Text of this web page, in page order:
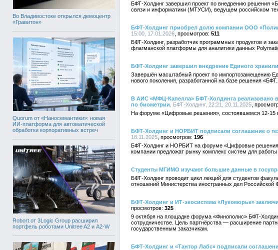
Во Владивостоке открылся демоцентр
«Гравитон»
Quorum от «Наносемантики»: новая
ИИ-платформа для автоматической
обработки корпоративных встреч
Robort от 3Logic Group расширил
портфель роботами Unitree A2 и A2-W
БФТ-Холдинг завершил проект по внедрению решения
связи и информатики (МТУСИ), ведущем российском
БФТ-Холдинг приобрел долю компании ООО
15:00, 17.01.2026
511
БФТ-Холдинг, разработчик программных продуктов и
флагманской платформы для аналитики данных
БФТ-Холдинг завершил внедрение Единого
Завершён масштабный проект по импортозамещению
нового поколения, разработанной на базе решения
В АИС «МФЦ-Капелла» БФТ-Холдинга реализовано
по биометрии , БФТ-Холдинг, 22:21, 20.11.2025
На форуме «Цифровые решения», состоявшемся 12-15
БФТ-Холдинг и НОРБИТ подписали соглашение о
18.11.2025
196
БФТ-Холдинг и НОРБИТ на форуме «Цифровые решения»
компании предложат рынку комплекс систем для
Студенты МГИМО изучают большие данные в
БФТ-Холдинг проводит цикл лекций для студентов
отношений Министерства иностранных дел
БФТ-Холдинг и ИТ-экосистема «Лукоморье»
325
9 октября на площадке форума «Финополис» БФТ-
сотрудничестве. Цель партнёрства — расширение
государственным заказчикам.
БФТ-Холдинг и «Тантор Лабс» подписали